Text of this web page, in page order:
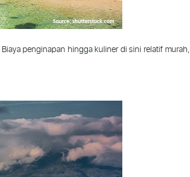
Biayapenginapan hinggakulinerdisini relatif murah,